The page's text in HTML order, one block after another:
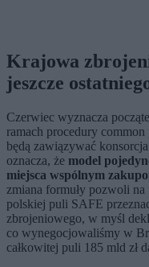
Krajowa
jeszcze
Czerwiec wyznacza
ramach procedury
będą zawiązywać
oznacza, że model
miejsca wspólnym
zmiana formuły pozwoli
polskiej puli SAFE
zbrojeniowego, w myśl
co wynegocjowaliśmy w
całkowitej puli 185 mld zł